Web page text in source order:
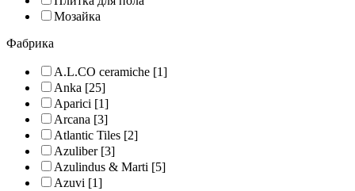
Мозайка
Фабрика
A.L.CO ceramiche [1]
Anka [25]
Aparici [1]
Arcana [3]
Atlantic Tiles [2]
Azuliber[3]
Azulindus & Marti [5]
Azuvi [1]